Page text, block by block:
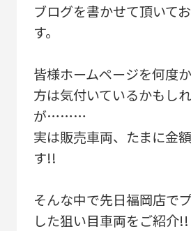
ブログを書かせて頂いて
す。
皆様ホームページを何度
方は気付いているかもし
が………
実は販売車両、たまに金
す!!
そんな中で先日福岡店で
した狙い目車両をご紹介!!